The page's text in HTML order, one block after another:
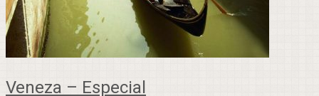
Veneza – Especial